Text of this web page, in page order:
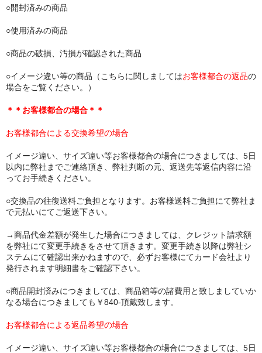
○開封済みの商品
○使用済みの商品
○商品の破損、汚損が確認された商品
○イメージ違い等の商品（こちらに関しましてはお客様都合の返品の
場合をご覧ください。）
＊＊お客様都合の場合＊＊
お客様都合による交換希望の場合
イメージ違い、サイズ違い等お客様都合の場合につきましては、5日
以内に弊社までご連絡頂き、弊社判断の元、返送先等返信内容に沿
ってお手続きください。
○交換品の往復送料ご負担となります。お客様送料ご負担にて弊社ま
で元払いにてご返送下さい。
→商品代金差額が発生した場合につきましては、クレジット請求額
を弊社にて変更手続きをさせて頂きます。変更手続き以降は弊社シ
ステムにて確認出来かねますので、必ずお客様にてカード会社より
発行されます明細書をご確認下さい。
○商品開封済みにつきましては、商品箱等の諸費用と致しましていか
なる場合につきましても￥840-頂戴致します。
お客様都合による返品希望の場合
イメージ違い、サイズ違い等お客様都合の場合につきましては、5日